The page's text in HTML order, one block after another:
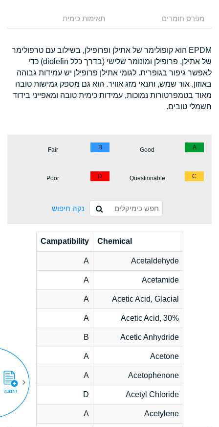
מפרט חומרים תאימות כימית
EPDM הוא קופולימר של אתילן ופרופילן, בשילוב עם טרפולימר
של אתילן, פרופילן ומונומר שלישי (בדרך כלל diolefin) כדי
לאפשר גיפור בגופרית. לגומי אתילן פרופילן יש עמידות גבוהה
באוזון, אור שמש, ותנאי מזג אוויר. הוא גם מספק גמישות טובה
מאוד בטמפרטורות נמוכות, עמידות כימית טובה ומאפייני בידוד
חשמלי טובים.
A
Good
B
Fair
C
Questionable
D
Poor
נקה חיפוש
Chemical
Campatibility
Acetaldehyde
A
Acetamide
A
Acetic Acid, Glacial
A
Acetic Acid, 30%
A
Acetic Anhydride
B
Acetone
A
Acetophenone
A
Acetyl Chloride
D
Acetylene
A
הזמנה